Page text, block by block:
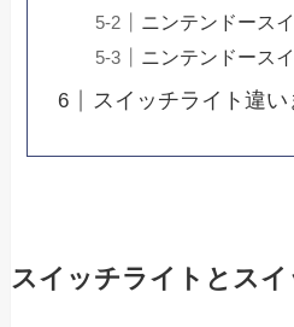
ニンテンドース
ニンテンドース
スイッチライト違い
スイッチライトとス